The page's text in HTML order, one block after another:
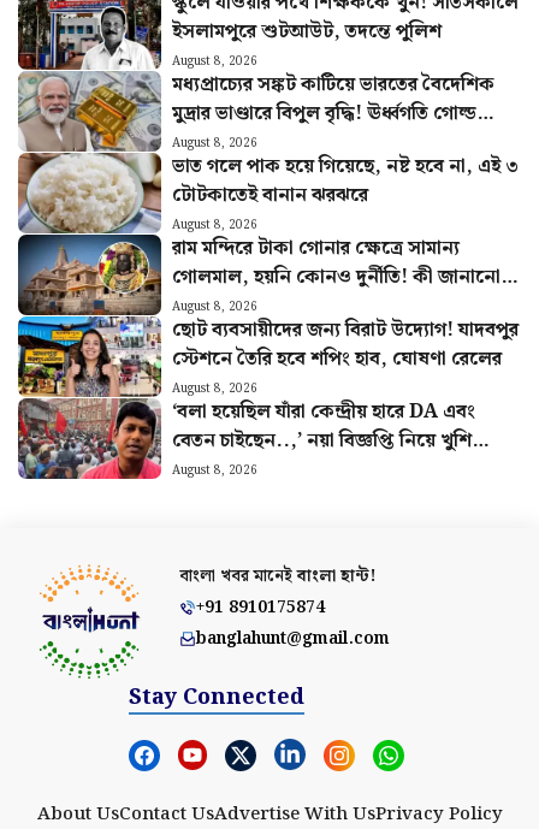
ইসলামপুরে শুটআউট, তদন্তে পুলিশ
August 8, 2026
মধ্যপ্রাচ্যের সঙ্কট কাটিয়ে ভারতের বৈদেশিক
মুদ্রার ভাণ্ডারে বিপুল বৃদ্ধি! ঊর্ধ্বগতি গোল্ড
রিজার্ভেও
August 8, 2026
ভাত গলে পাক হয়ে গিয়েছে, নষ্ট হবে না, এই ৩
টোটকাতেই বানান ঝরঝরে
August 8, 2026
রাম মন্দিরে টাকা গোনার ক্ষেত্রে সামান্য
গোলমাল, হয়নি কোনও দুর্নীতি! কী জানানো
হল অডিট রিপোর্টে?
August 8, 2026
ছোট ব্যবসায়ীদের জন্য বিরাট উদ্যোগ! যাদবপুর
স্টেশনে তৈরি হবে শপিং হাব, ঘোষণা রেলের
August 8, 2026
‘বলা হয়েছিল যাঁরা কেন্দ্রীয় হারে DA এবং
বেতন চাইছেন..,’ নয়া বিজ্ঞপ্তি নিয়ে খুশি
সংগ্রামী যৌথ মঞ্চ
August 8, 2026
বাংলা খবর মানেইবাংলা হান্ট!
+91 8910175874
banglahunt@gmail.com
Stay Connected
About UsContact UsAdvertise With UsPrivacy Policy